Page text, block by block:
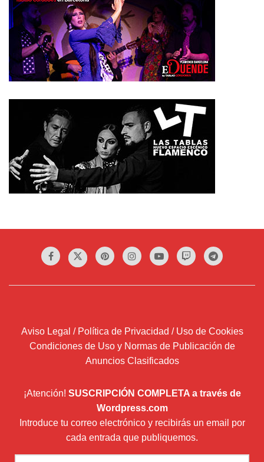
Aviso Legal / Política de Privacidad / Uso de Cookies
Condiciones de Uso y Normas de Publicación de
Anuncios Clasificados
¡Atención! SUSCRIPCIÓN COMPLETA a través de
Wordpress.com
Introduce tu correo electrónico y recibirás un email por
cada entrada que publiquemos.